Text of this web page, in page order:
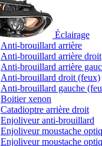
Éclairage
Anti-brouillard arrière
Anti-brouillard arrière droit
Anti-brouillard arrière
Anti-brouillard droit (feux)
Anti-brouillard gauche
Boitier xenon
Catadioptre arrière droit
Enjoliveur anti-brouillard
Enjoliveur moustache
Enjoliveur moustache